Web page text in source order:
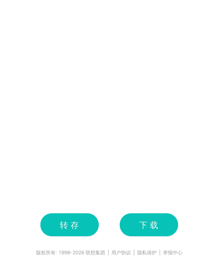
转 存 下 载
版权所有: 1998-2026联想集团 用户协议 隐私保护 举报中心